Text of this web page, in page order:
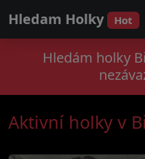
Hledam Holky Hot
Hledám holky
Aktivní holky v